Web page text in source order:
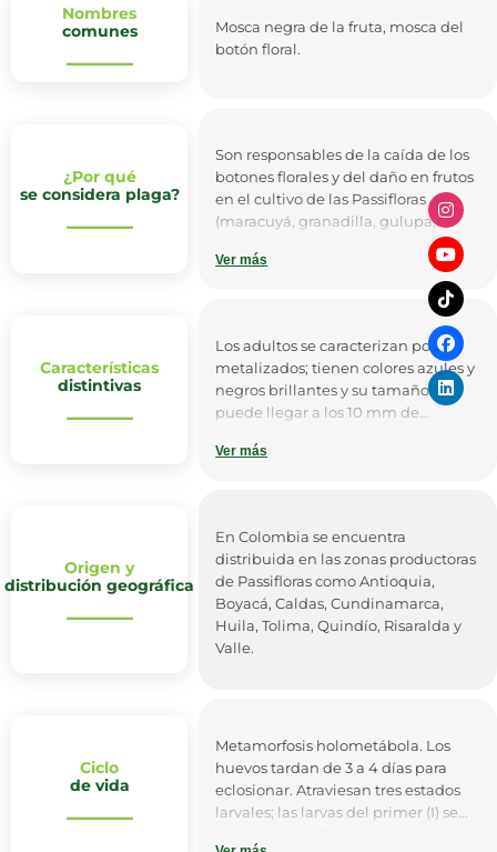
Nombres
comunes
Mosca negra de la fruta, mosca del
botón floral.
¿Por qué
se considera plaga?
Son responsables de la caída de los
botones florales y del daño en frutos
en el cultivo de las Passifloras
(maracuyá, granadilla, gulupa,
económicas a los cultivadores. Esta
plaga puede causar pérdidas en la
floración que pueden variar entre
Ver más
Características
distintivas
Los adultos se caracterizan por ser
metalizados; tienen colores azules y
negros brillantes y su tamaño
puede llegar a los 10 mm de
huevos dentro del botón floral; éstos
según la temperatura, pero puede
durar alrededor de 22.8 días.
Ver más
Origen y
distribución geográfica
En Colombia se encuentra
distribuida en las zonas productoras
de Passifloras como Antioquia,
Boyacá, Caldas, Cundinamarca,
Huila, Tolima, Quindío, Risaralda y
Valle.
Ciclo
de vida
Metamorfosis holometábola. Los
huevos tardan de 3 a 4 días para
eclosionar. Atraviesan tres estados
larvales; las larvas del primer (I) se